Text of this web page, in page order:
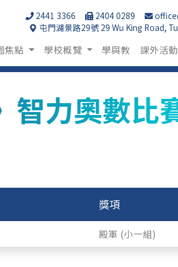
2441 3366 2404 0289
屯門湖景路29號 29 Wu King Road,
焦點 學校概覽 學與教 課外活動
智力奧數比
獎項
殿軍 (小一組)